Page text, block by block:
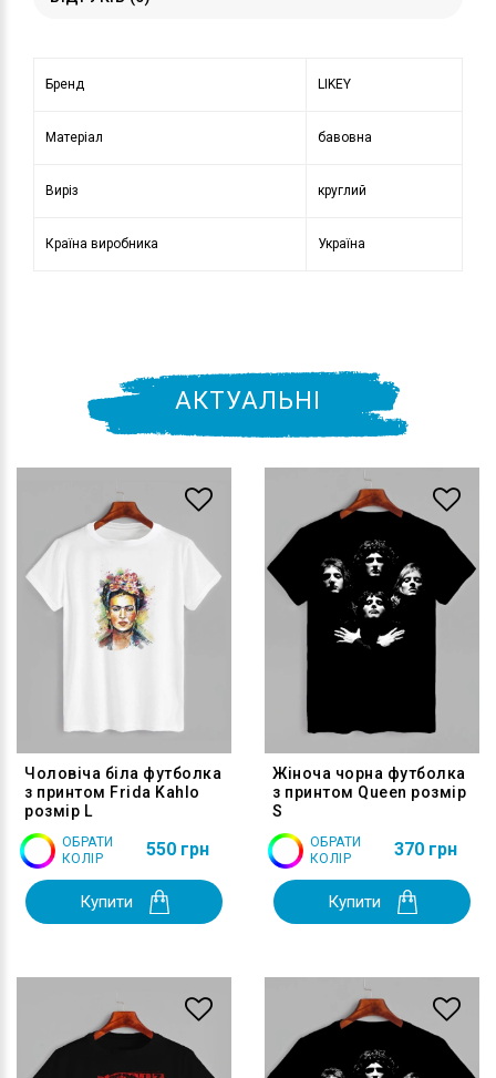
Бренд LIKEY
Матеріал бавовна
Виріз круглий
Країна виробника Україна
АКТУАЛЬНІ
Чоловіча біла футболка
з принтом Frida Kahlo
розмір L
ОБРАТИ
КОЛІР
550 грн
Купити
Жіноча чорна футболка
з принтом Queen розмір
S
ОБРАТИ
КОЛІР
370 грн
Купити